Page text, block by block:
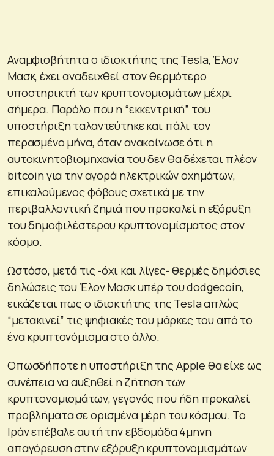
Αναμφισβήτητα ο ιδιοκτήτης της Tesla, Έλον
Μασκ, έχει αναδειχθεί στον θερμότερο
υποστηρικτή των κρυπτονομισμάτων μέχρι
σήμερα. Παρόλο που η “εκκεντρική” του
υποστήριξη ταλαντεύτηκε και πάλι τον
περασμένο μήνα, όταν ανακοίνωσε ότι η
αυτοκινητοβιομηχανία του δεν θα δέχεται πλέον
bitcoin για την αγορά ηλεκτρικών οχημάτων,
επικαλούμενος φόβους σχετικά με την
περιβαλλοντική ζημιά που προκαλεί η εξόρυξη
του δημοφιλέστερου κρυπτονομίσματος στον
κόσμο.
Ωστόσο, μετά τις -όχι και λίγες- θερμές δημόσιες
δηλώσεις του Έλον Μασκ υπέρ του dodgecoin,
εικάζεται πως ο ιδιοκτήτης της Tesla απλώς
“μετακινεί” τις ψηφιακές του μάρκες του από το
ένα κρυπτονόμισμα στο άλλο.
Οπωσδήποτε η υποστήριξη της Apple θα είχε ως
συνέπεια να αυξηθεί η ζήτηση των
κρυπτονομισμάτων, γεγονός που ήδη προκαλεί
προβλήματα σε ορισμένα μέρη του κόσμου. Το
Ιράν επέβαλε αυτή την εβδομάδα 4μηνη
απαγόρευση στην εξόρυξη κρυπτονομισμάτων